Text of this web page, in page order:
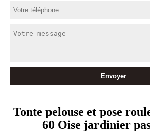
Tonte pelouse et pose
60 Oise jardinier